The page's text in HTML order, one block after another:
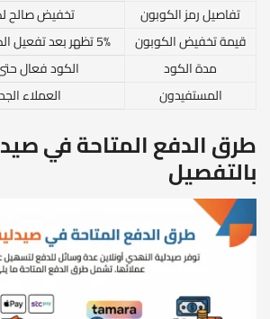
تفاصيل رمز الكوبون
تخفيض صالح
قيمة تخفيض الكوبون
5% تظهر بعد تفعيل الكود في صفحة الدفع
مدة الكود
الكود فعال حتى 1 يوليو
المستفيدون
العملاء
طرق الدفع المتاحة في
بالتفصيل